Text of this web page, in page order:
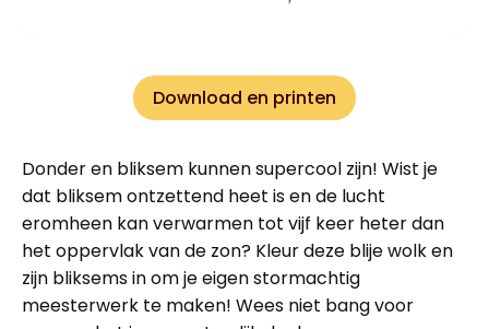
Download en printen
Donder en bliksem kunnen supercool zijn! Wist je
dat bliksem ontzettend heet is en de lucht
eromheen kan verwarmen tot vijf keer heter dan
het oppervlak van de zon? Kleur deze blije wolk en
zijn bliksems in om je eigen stormachtig
meesterwerk te maken! Wees niet bang voor